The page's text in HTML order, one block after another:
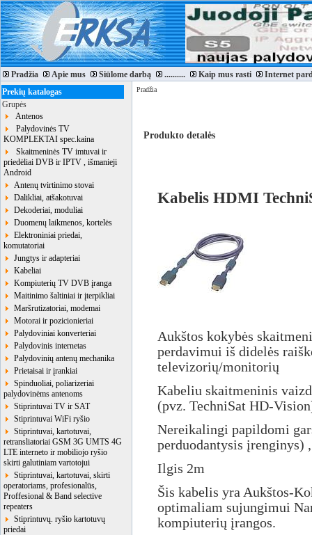
Pradžia Apie mus Siūlome darbą .......... Kaip mus rasti
Internet
Prekių katalogas
Grupės
Antenos
Palydovinės TV
KOMPLEKTAI spec.kaina
Skaitmeninės TV imtuvai ir
priedėliai DVB ir IPTV , išmanieji
Android
Antenų tvirtinimo stovai
Dalikliai, atšakotuvai
Dekoderiai, moduliai
Duomenų laikmenos, kortelės
Elektroniniai priedai,
komutatoriai
Jungtys ir adapteriai
Kabeliai
Kompiuterių TV DVB įranga
Maitinimo šaltiniai ir įterpikliai
Maršrutizatoriai, modemai
Motorai ir pozicionieriai
Palydoviniai konverteriai
Palydovinis internetas
Palydovinių antenų mechanika
Prietaisai ir įrankiai
Spinduoliai, poliarizeriai
palydovinėms antenoms
Stiprintuvai TV ir SAT
Stiprintuvai WiFi ryšio
Stiprintuvai, kartotuvai,
retransliatoriai GSM 3G UMTS 4G
LTE interneto ir mobiliojo ryšio
skirti galutiniam vartotojui
Stiprintuvai, kartotuvai, skirti
operatoriams, profesionalūs,
Proffesional & Band selective
repeaters
Stiprintuvų. ryšio kartotuvų
priedai
Pradžia
Produkto detalės
Kabelis HDMI
Aukštos kokybės
perdavimui iš didelės
televizorių/monitorių
Kabeliu skaitmeninis
(pvz. TechniSat HD-
Nereikalingi papildomi
perduodantysis įrenginys)
Ilgis 2m
Šis kabelis yra Aukštos-
optimaliam sujungimui
kompiuterių įrangos.